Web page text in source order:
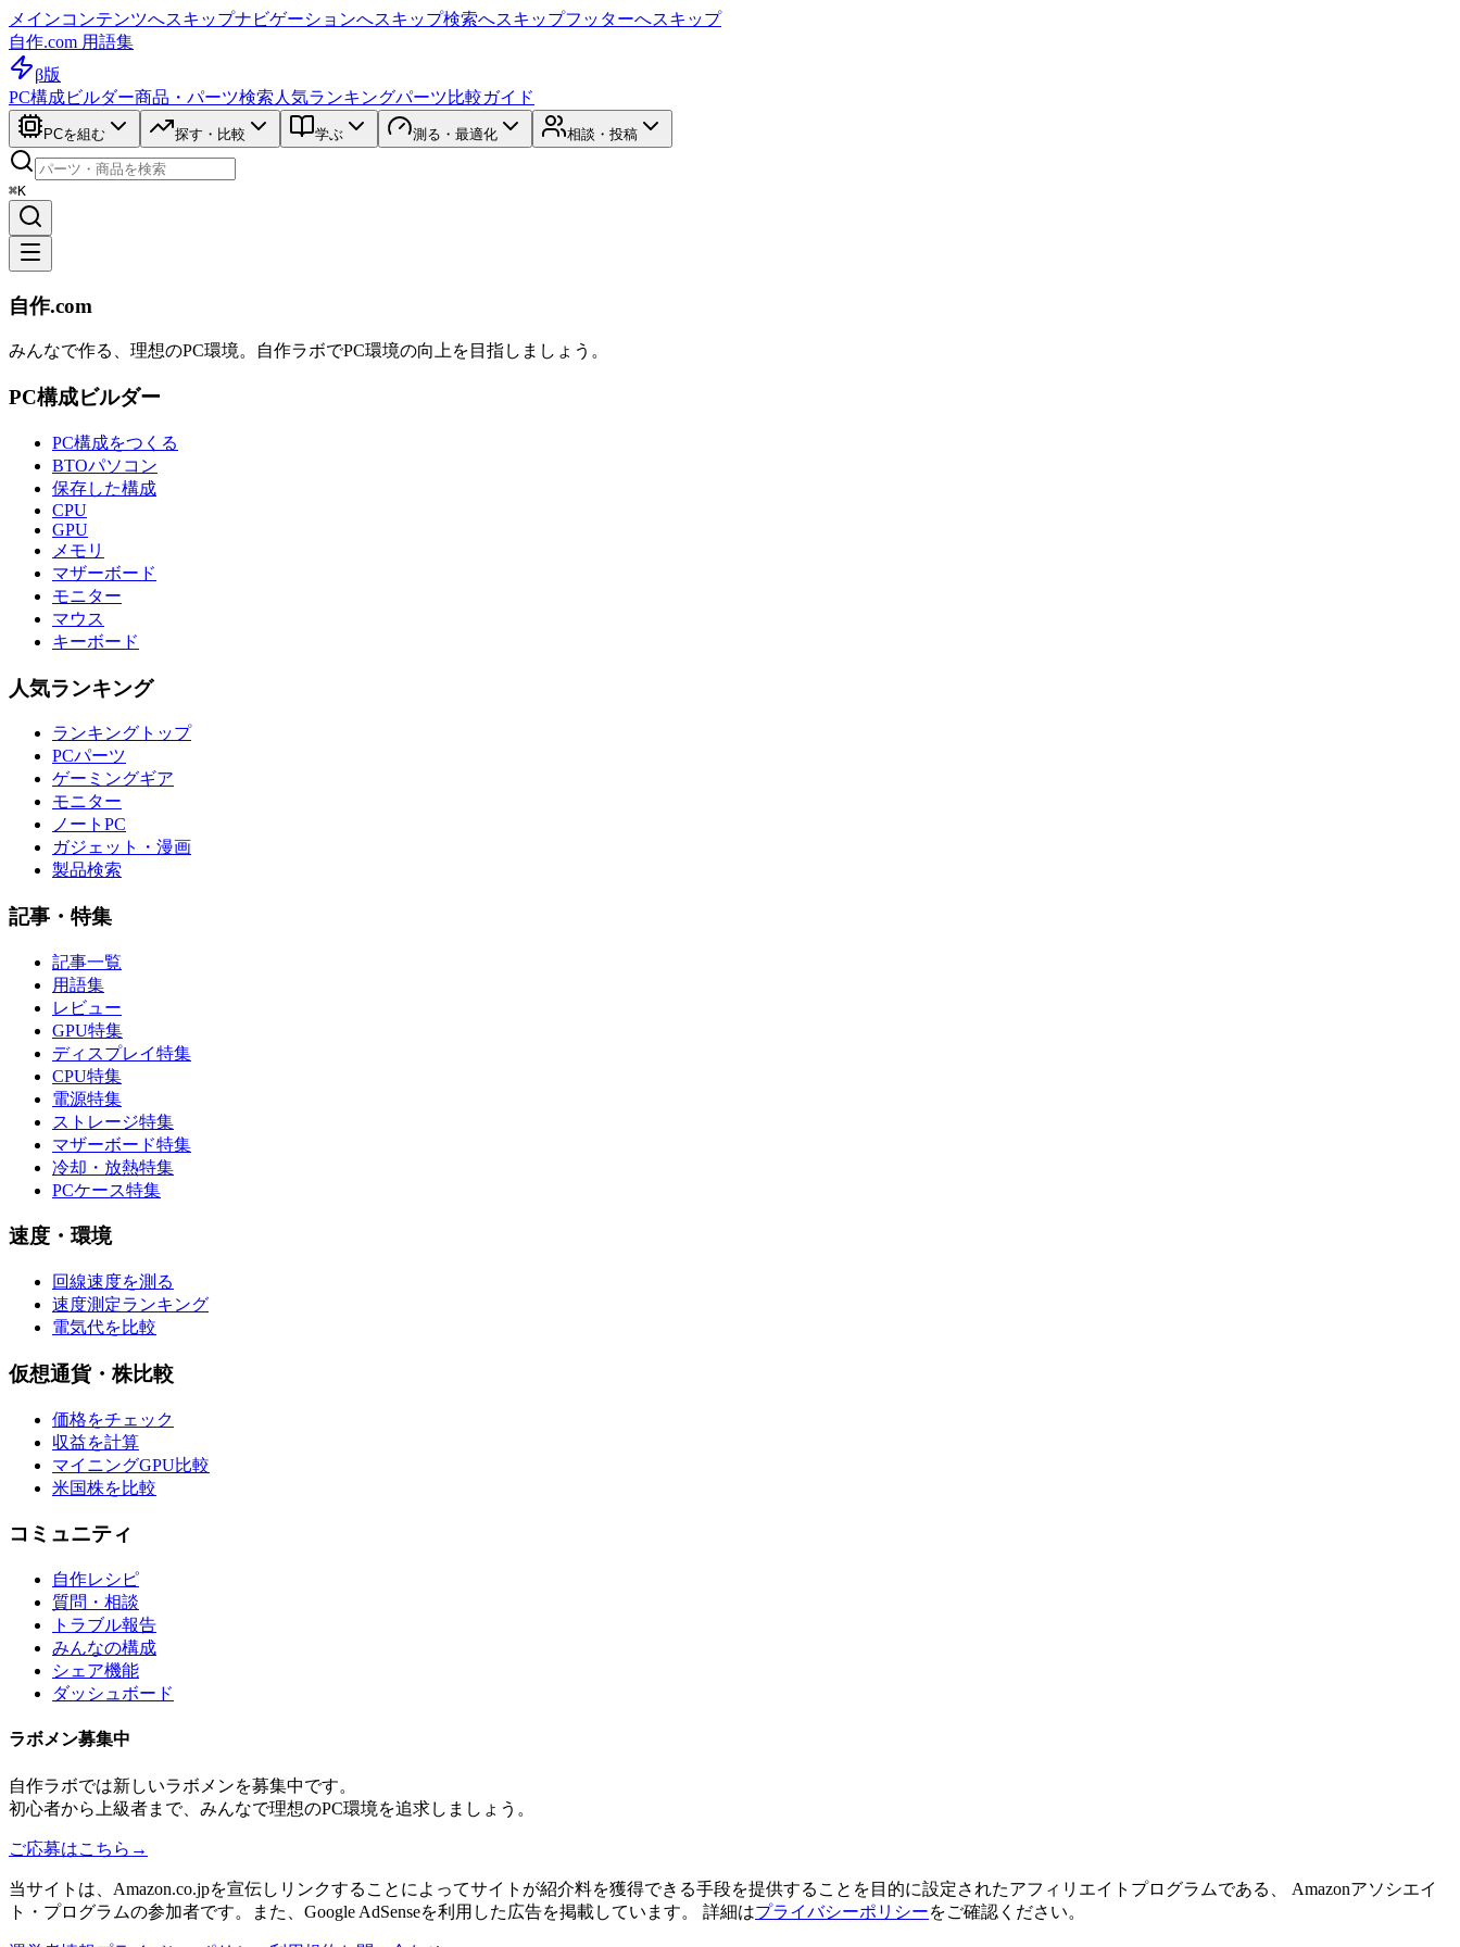
メインコンテンツへスキップナビゲーションへスキップ検索へスキップフッターへスキップ
自作.com 用語集
β版
PC構成ビルダー商品・パーツ検索 人気ランキングパーツ比較ガイド
PCを組む 探す・比較 学ぶ 測る・最適化 相談・投稿
⌘K
自作.com
みんなで作る、理想のPC環境。 自作ラボでPC環境の向上を目指しましょう。
PC構成ビルダー
PC構成をつくる
BTOパソコン
保存した構成
CPU
GPU
メモリ
マザーボード
モニター
マウス
キーボード
人気ランキング
ランキングトップ
PCパーツ
ゲーミングギア
モニター
ノートPC
ガジェット・漫画
製品検索
記事・特集
記事一覧
用語集
レビュー
GPU特集
ディスプレイ特集
CPU特集
電源特集
ストレージ特集
マザーボード特集
冷却・放熱特集
PCケース特集
速度・環境
回線速度を測る
速度測定ランキング
電気代を比較
仮想通貨・株比較
価格をチェック
収益を計算
マイニングGPU比較
米国株を比較
コミュニティ
自作レシピ
質問・相談
トラブル報告
みんなの構成
シェア機能
ダッシュボード
ラボメン募集中
自作ラボでは新しいラボメンを募集中です。
初心者から上級者まで、みんなで理想のPC環境を追求しましょう。
ご応募はこちら →
当サイトは、Amazon.co.jpを宣伝しリンクすることによってサイトが紹介料を獲得できる手段を提供することを目的に設定されたアフィリエイトプログラムである、 Amazonアソシエイ
ト・プログラムの参加者です。また、Google AdSenseを利用した広告を掲載しています。 詳細はプライバシーポリシーをご確認ください。